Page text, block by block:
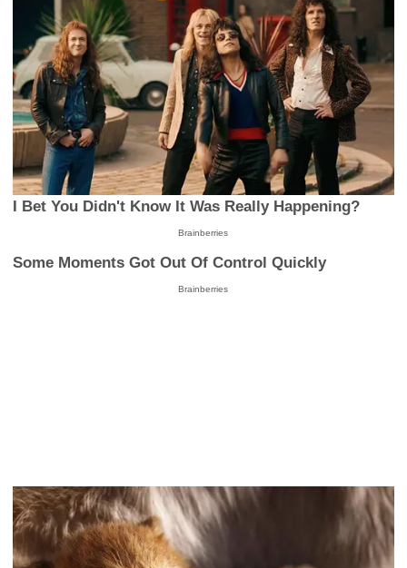
I Bet You Didn't Know It Was Really Happening?
Brainberries
Some Moments Got Out Of Control Quickly
Brainberries